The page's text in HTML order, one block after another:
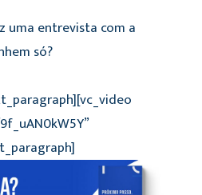
uma entrevista com a
só?